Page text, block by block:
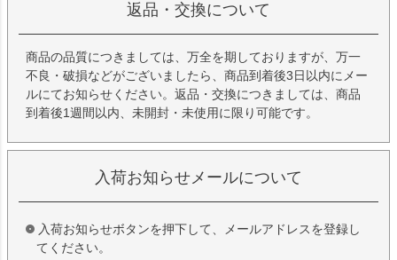
返品・交換について
商品の品質につきましては、万全を期しておりますが、万一
不良・破損などがございましたら、商品到着後3日以内にメー
ルにてお知らせください。返品・交換につきましては、商品
到着後1週間以内、未開封・未使用に限り可能です。
入荷お知らせメールについて
入荷お知らせボタンを押下して、メールアドレスを登録し
てください。